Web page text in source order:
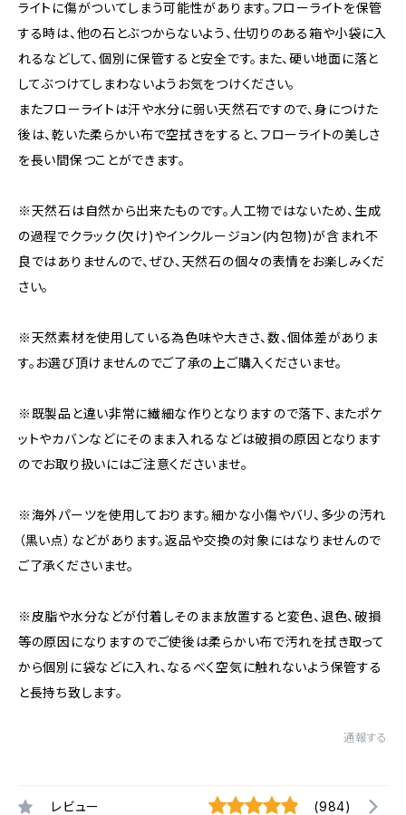
ライトに傷がついてしまう可能性があります。フローライトを保管
する時は、他の石とぶつからないよう、仕切りのある箱や小袋に入
れるなどして、個別に保管すると安全です。また、硬い地面に落と
してぶつけてしまわないようお気をつけください。
またフローライトは汗や水分に弱い天然石ですので、身につけた
後は、乾いた柔らかい布で空拭きをすると、フローライトの美しさ
を長い間保つことができます。
※天然石は自然から出来たものです。人工物ではないため、生成
の過程でクラック(欠け)やインクルージョン(内包物)が含まれ不
良ではありませんので、ぜひ、天然石の個々の表情をお楽しみくだ
さい。
※天然素材を使用している為色味や大きさ、数、個体差がありま
す。お選び頂けませんのでご了承の上ご購入くださいませ。
※既製品と違い非常に繊細な作りとなりますので落下、またポケ
ットやカバンなどにそのまま入れるなどは破損の原因となります
のでお取り扱いにはご注意くださいませ。
※海外パーツを使用しております。細かな小傷やバリ、多少の汚れ
（黒い点）などがあります。返品や交換の対象にはなりませんので
ご了承くださいませ。
※皮脂や水分などが付着しそのまま放置すると変色、退色、破損
等の原因になりますのでご使後は柔らかい布で汚れを拭き取って
から個別に袋などに入れ、なるべく空気に触れないよう保管する
と長持ち致します。
通報する
レビュー (984)